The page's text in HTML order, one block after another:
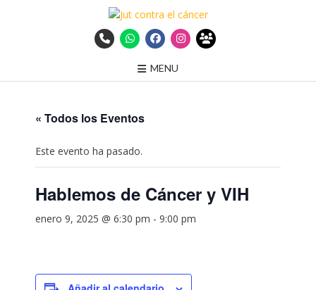
MENU
« Todos los Eventos
Este evento ha pasado.
Hablemos de Cáncer y VIH
enero 9, 2025 @ 6:30 pm - 9:00 pm